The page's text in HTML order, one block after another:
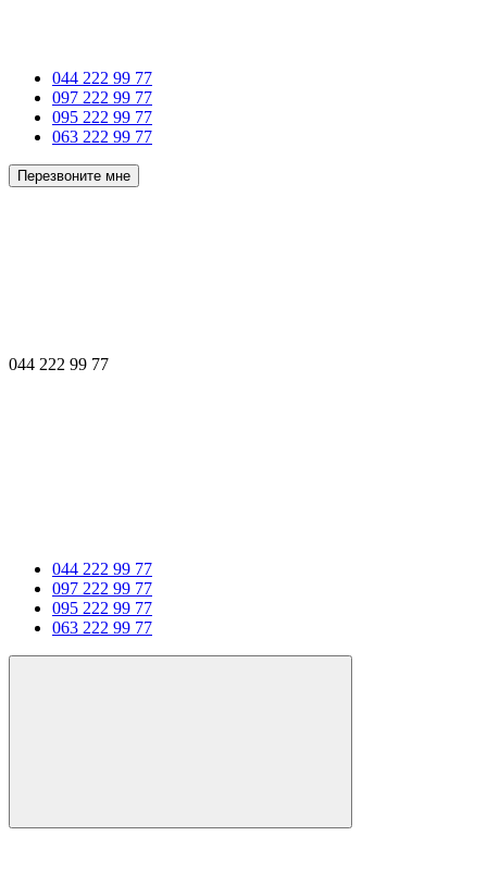
044 222 99 77
097 222 99 77
095 222 99 77
063 222 99 77
Перезвоните мне
044 222 99 77
044 222 99 77
097 222 99 77
095 222 99 77
063 222 99 77